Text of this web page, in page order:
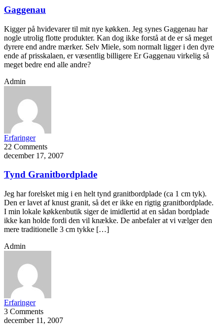
Gaggenau
Kigger på hvidevarer til mit nye køkken. Jeg synes Gaggenau har
nogle utrolig flotte produkter. Kan dog ikke forstå at de er så meget
dyrere end andre mærker. Selv Miele, som normalt ligger i den dyre
ende af prisskalaen, er væsentlig billigere Er Gaggenau virkelig så
meget bedre end alle andre?
Admin
Erfaringer
22 Comments
december 17, 2007
Tynd Granitbordplade
Jeg har forelsket mig i en helt tynd granitbordplade (ca 1 cm tyk).
Den er lavet af knust granit, så det er ikke en rigtig granitbordplade.
I min lokale køkkenbutik siger de imidlertid at en sådan bordplade
ikke kan holde fordi den vil knække. De anbefaler at vi vælger den
mere traditionelle 3 cm tykke […]
Admin
Erfaringer
3 Comments
december 11, 2007